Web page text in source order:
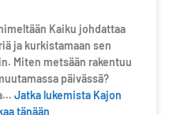
Kaiku johdattaa
ja kurkistamaan sen
Miten metsään rakentuu
päivässä?
Jatka lukemista Kajon
tänään